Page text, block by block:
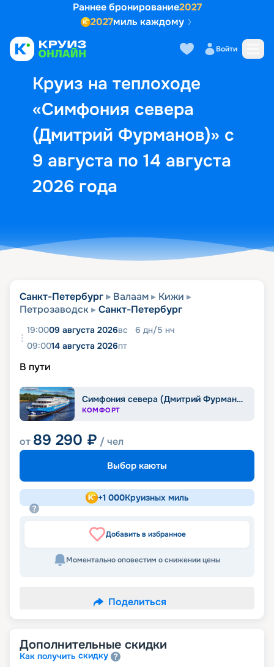
Раннее бронирование2027
2027миль каждому
Войти
Круиз на теплоходе
«Симфония севера
(Дмитрий Фурманов)» с
9 августа по 14 августа
2026 года
Выбор кают Маршрут и
Санкт-Петербург Валаам
Кижи
Петрозаводск
Санкт-Петербург
19:0009 августа 2026вс 6 дн/5 нч
09:0014 августа 2026пт
В пути
Симфония севера (Дмитрий Фурманов)
КОМФОРТ
от 89 290 ₽ / чел
Выбор каюты
+1 000Круизных миль
Добавить в избранное
Моментально оповестим о снижении цены
Поделиться
Дополнительные скидки
Как получить скидку